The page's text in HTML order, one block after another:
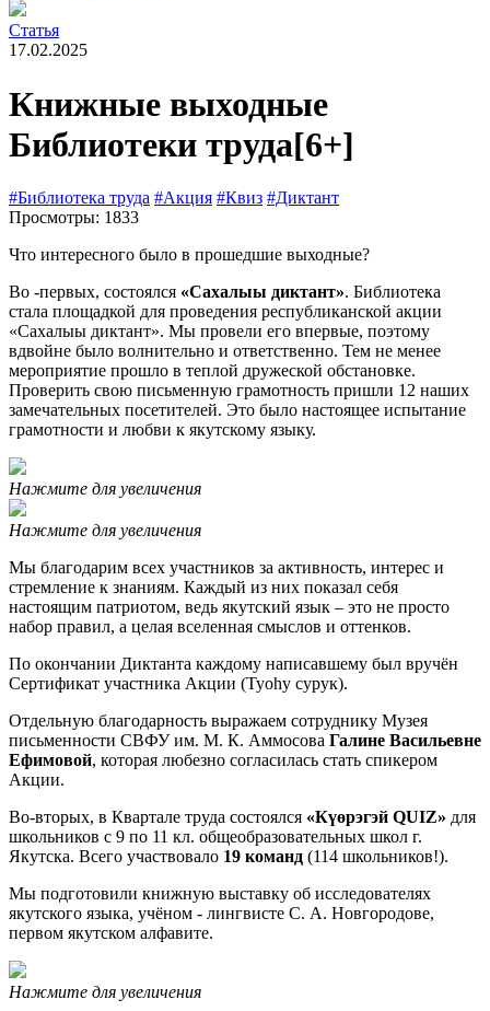
Статья
17.02.2025
Книжные выходные
Библиотеки труда[6+]
#Библиотека труда #Акция #Квиз #Диктант
Просмотры: 1833
Что интересного было в прошедшие выходные?
Во -первых, состоялся «Сахалыы диктант». Библиотека
стала площадкой для проведения республиканской акции
«Сахалыы диктант». Мы провели его впервые, поэтому
вдвойне было волнительно и ответственно. Тем не менее
мероприятие прошло в теплой дружеской обстановке.
Проверить свою письменную грамотность пришли 12 наших
замечательных посетителей. Это было настоящее испытание
грамотности и любви к якутскому языку.
Нажмите для увеличения
Нажмите для увеличения
Мы благодарим всех участников за активность, интерес и
стремление к знаниям. Каждый из них показал себя
настоящим патриотом, ведь якутский язык – это не просто
набор правил, а целая вселенная смыслов и оттенков.
По окончании Диктанта каждому написавшему был вручён
Сертификат участника Акции (Туоһу сурук).
Отдельную благодарность выражаем сотруднику Музея
письменности СВФУ им. М. К. Аммосова Галине Васильевне
Ефимовой, которая любезно согласилась стать спикером
Акции.
Во-вторых, в Квартале труда состоялся «Күөрэгэй QUIZ» для
школьников с 9 по 11 кл. общеобразовательных школ г.
Якутска. Всего участвовало 19 команд (114 школьников!).
Мы подготовили книжную выставку об исследователях
якутского языка, учёном - лингвисте С. А. Новгородове,
первом якутском алфавите.
Нажмите для увеличения